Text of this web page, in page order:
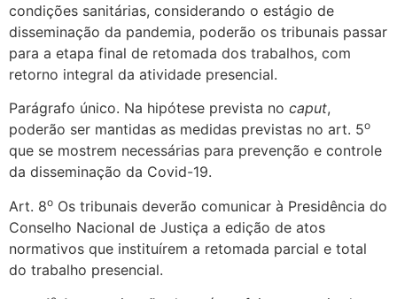
condições sanitárias, considerando o estágio de
disseminação da pandemia, poderão os tribunais passar
para a etapa final de retomada dos trabalhos, com
retorno integral da atividade presencial.
Parágrafo único. Na hipótese prevista no caput,
poderão ser mantidas as medidas previstas no art. 5o
que se mostrem necessárias para prevenção e controle
da disseminação da Covid-19.
Art. 8o Os tribunais deverão comunicar à Presidência do
Conselho Nacional de Justiça a edição de atos
normativos que instituírem a retomada parcial e total
do trabalho presencial.